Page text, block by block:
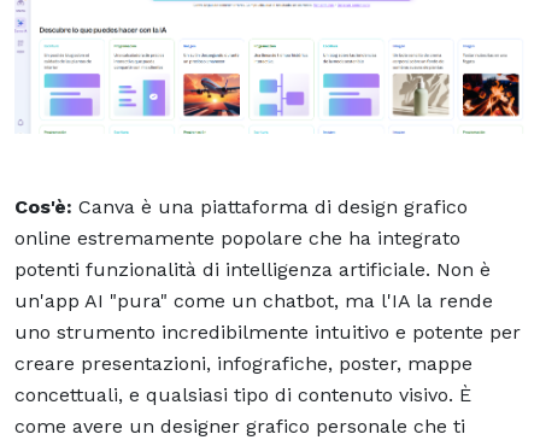
Cos'è: Canva è una piattaforma di design grafico
online estremamente popolare che ha integrato
potenti funzionalità di intelligenza artificiale. Non è
un'app AI "pura" come un chatbot, ma l'IA la rende
uno strumento incredibilmente intuitivo e potente per
creare presentazioni, infografiche, poster, mappe
concettuali, e qualsiasi tipo di contenuto visivo. È
come avere un designer grafico personale che ti